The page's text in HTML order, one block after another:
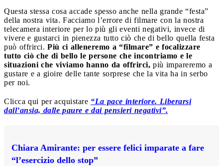
Questa stessa cosa accade spesso anche nella grande “festa”
della nostra vita. Facciamo l’errore di filmare con la nostra
telecamera interiore per lo più gli eventi negativi, invece di
vivere e gustarci in pienezza tutto ciò che di bello quella festa
può offrirci. Più ci alleneremo a “filmare” e focalizzare
tutto ciò che di bello le persone che incontriamo e le
situazioni che viviamo hanno da offrirci, più impareremo a
gustare e a gioire delle tante sorprese che la vita ha in serbo
per noi.
Clicca qui per acquistare “La pace interiore. Liberarsi
dall’ansia, dalle paure e dai pensieri negativi”.
Chiara Amirante: per essere felici imparate a fare
“l’esercizio dello stop”